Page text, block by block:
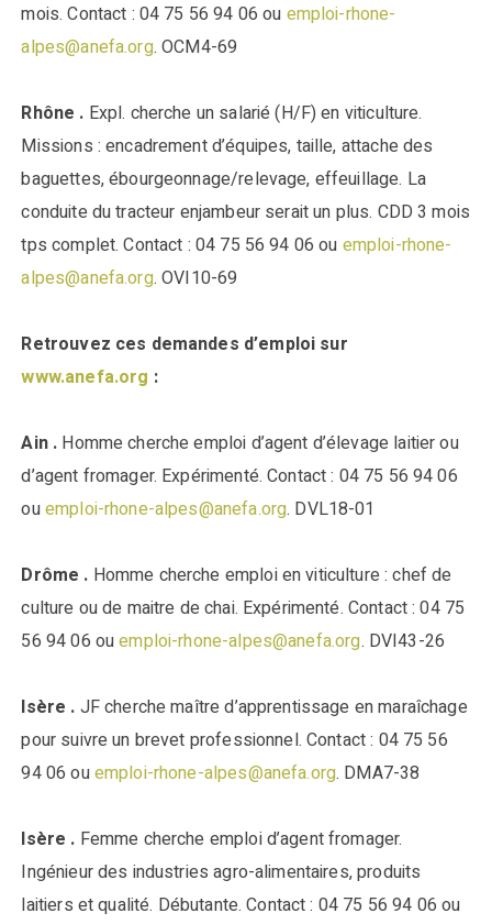
mois. Contact : 04 75 56 94 06 ou emploi-rhone-
alpes@anefa.org. OCM4-69
Rhône . Expl. cherche un salarié (H/F) en viticulture.
Missions : encadrement d’équipes, taille, attache des
baguettes, ébourgeonnage/relevage, effeuillage. La
conduite du tracteur enjambeur serait un plus. CDD 3 mois
tps complet. Contact : 04 75 56 94 06 ou emploi-rhone-
alpes@anefa.org. OVI10-69
Retrouvez ces demandes d’emploi sur
www.anefa.org :
Ain . Homme cherche emploi d’agent d’élevage laitier ou
d’agent fromager. Expérimenté. Contact : 04 75 56 94 06
ouemploi-rhone-alpes@anefa.org. DVL18-01
Drôme . Homme cherche emploi en viticulture : chef de
culture ou de maitre de chai. Expérimenté. Contact : 04 75
56 94 06 ouemploi-rhone-alpes@anefa.org. DVI43-26
Isère . JF cherche maître d’apprentissage en maraîchage
pour suivre un brevet professionnel. Contact : 04 75 56
94 06 ouemploi-rhone-alpes@anefa.org. DMA7-38
Isère . Femme cherche emploi d’agent fromager.
Ingénieur des industries agro-alimentaires, produits
laitiers et qualité. Débutante. Contact : 04 75 56 94 06 ou